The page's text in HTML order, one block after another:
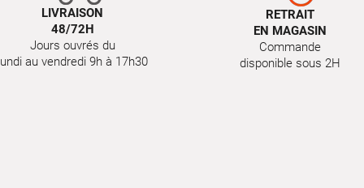
LIVRAISON
48/72H
Jours ouvrés du
lundi au vendredi 9h à 17h30
RETRAIT
EN MAGASIN
Commande
disponible sous 2H